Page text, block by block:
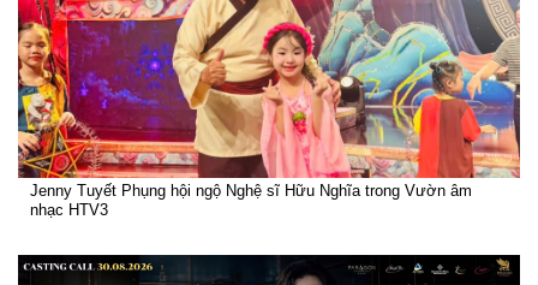
Jenny Tuyết Phụng hội ngộ Nghệ sĩ Hữu Nghĩa trong Vườn âm
nhạc HTV3